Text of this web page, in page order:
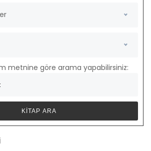
metnine göre arama yapabilirsiniz: